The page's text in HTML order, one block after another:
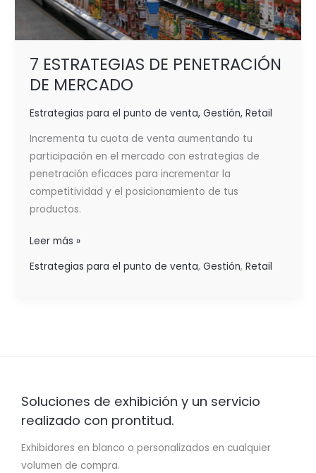
7 ESTRATEGIAS DE PENETRACIÓN
DE MERCADO
Estrategias para el punto de venta, Gestión, Retail
Incrementa tu cuota de venta aumentando tu
participación en el mercado con estrategias de
penetración eficaces para incrementar la
competitividad y el posicionamiento de tus
productos.
Leer más »
Estrategias para el punto de venta, Gestión, Retail
Soluciones de exhibición y un servicio
realizado con prontitud.
Exhibidores en blanco o personalizados en cualquier
volumen de compra.